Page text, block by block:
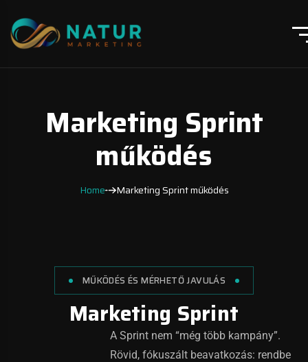
Marketing Sprint
működés
Home Marketing Sprint működés
MŰKÖDÉS ÉS MÉRHETŐ JAVULÁS
Marketing Sprint
A Sprint nem “még több kampány”.
Rövid, fókuszált beavatkozás: rendbe